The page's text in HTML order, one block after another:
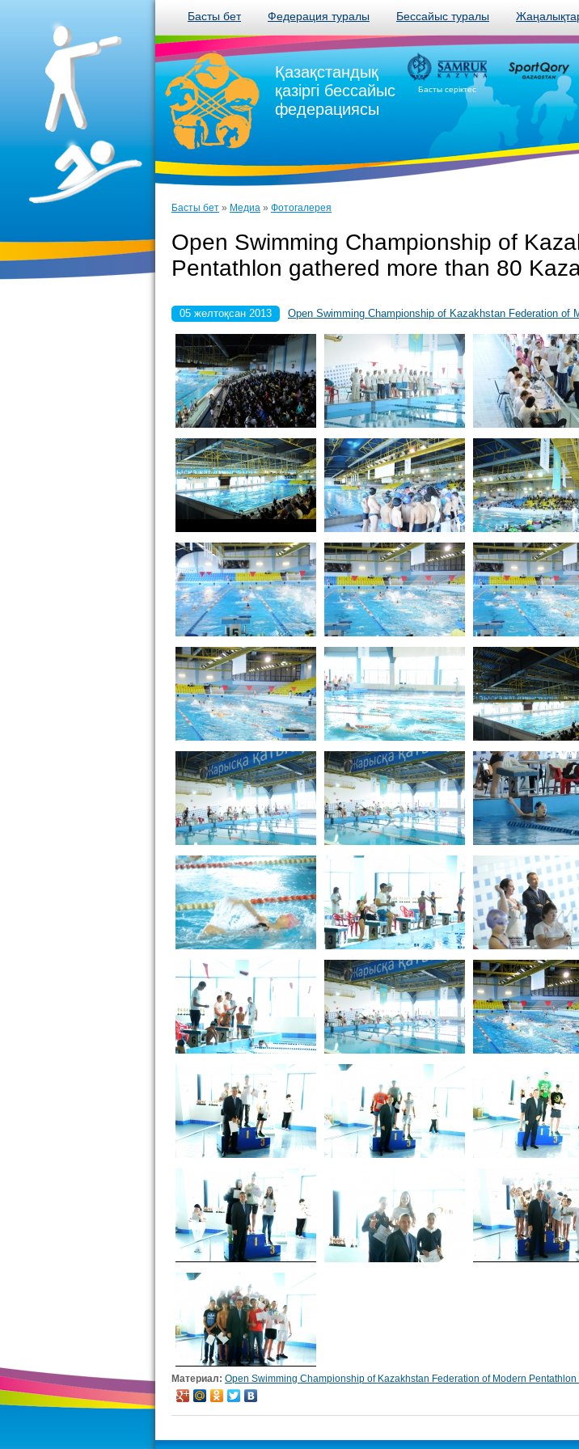
Басты бет Федерация туралы Бессайыс туралы
Қазақстандық
қазіргі бессайыс
федерациясы
Басты серіктес
Басты бет » Медиа » Фотогалерея
Open Swimming Championship of
Pentathlon gathered more than 80
05 желтоқсан 2013 Open Swimming Championship of Kazakhstan Federation of
Материал: Open Swimming Championship of Kazakhstan Federation of Modern